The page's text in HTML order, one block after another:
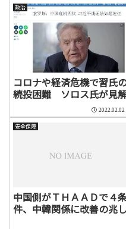
政治
コロナや経済危機で習氏
続投困難 ソロス氏が見
2022.02.02
安全保障
中国側がＴＨＡＡＤで４
件、中韓関係に改善の兆し